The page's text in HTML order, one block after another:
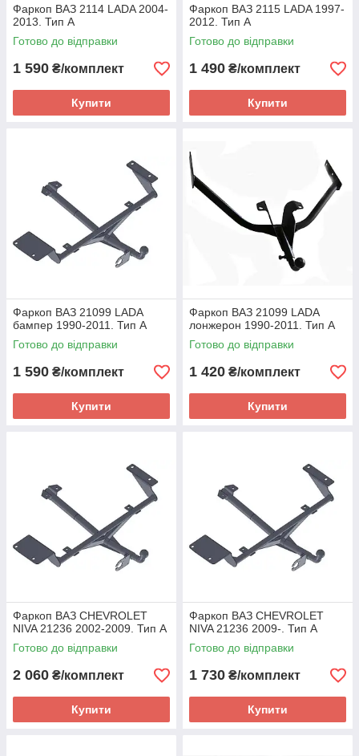
Фаркоп ВАЗ 2114 LADA 2004-
2013. Тип А
Готово до відправки
1 590 ₴/комплект
Купити
Фаркоп ВАЗ 2115 LADA 1997-
2012. Тип А
Готово до відправки
1 490 ₴/комплект
Купити
Фаркоп ВАЗ 21099 LADA
бампер 1990-2011. Тип А
Готово до відправки
1 590 ₴/комплект
Купити
Фаркоп ВАЗ 21099 LADA
лонжерон 1990-2011. Тип А
Готово до відправки
1 420 ₴/комплект
Купити
Фаркоп ВАЗ CHEVROLET
NIVA 21236 2002-2009. Тип А
Готово до відправки
2 060 ₴/комплект
Купити
Фаркоп ВАЗ CHEVROLET
NIVA 21236 2009-. Тип А
Готово до відправки
1 730 ₴/комплект
Купити